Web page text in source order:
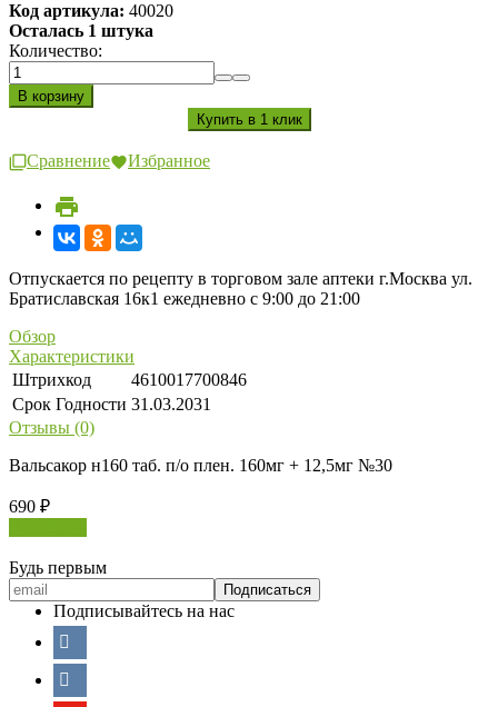
Код артикула: 40020
Осталась 1 штука
Количество:
Сравнение Избранное
Отпускается по рецепту в торговом зале аптеки г.Москва ул.
Братиславская 16к1 ежедневно с 9:00 до 21:00
Обзор
Характеристики
Штрихкод
4610017700846
Срок Годности 31.03.2031
Отзывы (0)
Вальсакор н160 таб. п/о плен. 160мг + 12,5мг №30
690 ₽
Будь первым
Подписывайтесь на нас